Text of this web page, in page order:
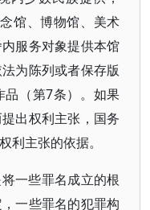
馆、博物馆、美术
服务对象提供本馆
为陈列或者保存版
品（第7条）。如果
出权利主张，国务
利主张的依据。
一些罪名成立的根
一些罪名的犯罪构